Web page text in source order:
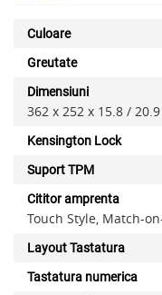
Culoare
Greutate
Dimensiuni
362 x 252 x 15.8 /
Kensington Lock
Suport TPM
Cititor amprenta
Touch Style, Match-
Layout Tastatura
Tastatura numerica